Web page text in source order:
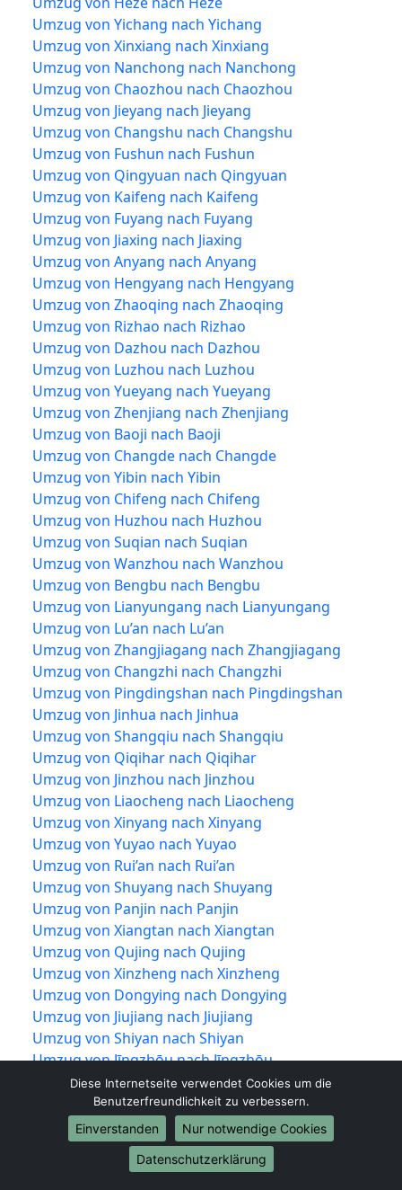
Umzug von Yichang nach Yichang
Umzug von Xinxiang nach Xinxiang
Umzug von Nanchong nach Nanchong
Umzug von Chaozhou nach Chaozhou
Umzug von Jieyang nach Jieyang
Umzug von Changshu nach Changshu
Umzug von Fushun nach Fushun
Umzug von Qingyuan nach Qingyuan
Umzug von Kaifeng nach Kaifeng
Umzug von Fuyang nach Fuyang
Umzug von Jiaxing nach Jiaxing
Umzug von Anyang nach Anyang
Umzug von Hengyang nach Hengyang
Umzug von Zhaoqing nach Zhaoqing
Umzug von Rizhao nach Rizhao
Umzug von Dazhou nach Dazhou
Umzug von Luzhou nach Luzhou
Umzug von Yueyang nach Yueyang
Umzug von Zhenjiang nach Zhenjiang
Umzug von Baoji nach Baoji
Umzug von Changde nach Changde
Umzug von Yibin nach Yibin
Umzug von Chifeng nach Chifeng
Umzug von Huzhou nach Huzhou
Umzug von Suqian nach Suqian
Umzug von Wanzhou nach Wanzhou
Umzug von Bengbu nach Bengbu
Umzug von Lianyungang nach Lianyungang
Umzug von Lu’an nach Lu’an
Umzug von Zhangjiagang nach Zhangjiagang
Umzug von Changzhi nach Changzhi
Umzug von Pingdingshan nach Pingdingshan
Umzug von Jinhua nach Jinhua
Umzug von Shangqiu nach Shangqiu
Umzug von Qiqihar nach Qiqihar
Umzug von Jinzhou nach Jinzhou
Umzug von Liaocheng nach Liaocheng
Umzug von Xinyang nach Xinyang
Umzug von Yuyao nach Yuyao
Umzug von Rui’an nach Rui’an
Umzug von Shuyang nach Shuyang
Umzug von Panjin nach Panjin
Umzug von Xiangtan nach Xiangtan
Umzug von Qujing nach Qujing
Umzug von Xinzheng nach Xinzheng
Umzug von Dongying nach Dongying
Umzug von Jiujiang nach Jiujiang
Umzug von Shiyan nach Shiyan
Umzug von Jīngzhōu nach Jīngzhōu
Umzug von Yueqing nach Yueqing
Umzug von Tengzhou nach Tengzhou
Umzug von Nan’an nach Nan’an
Umzug von Puning nach Puning
Umzug von Guigang nach Guigang
Diese Internetseite verwendet Cookies um die
Benutzerfreundlichkeit zu verbessern.
Einverstanden
Nur notwendige Cookies
Datenschutzerklärung